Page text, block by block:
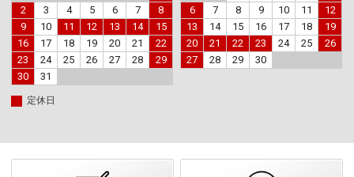
2
3 4 5 6 7
8
9
10 11 12 13 14
15
16
17 18 19 20 21
22
23
24 25 26 27 28
29
30
31
6
7 8 9 10 11
12
13
14 15 16 17 18
19
20
21 22 23 24 25
26
27
28 29 30
定休日